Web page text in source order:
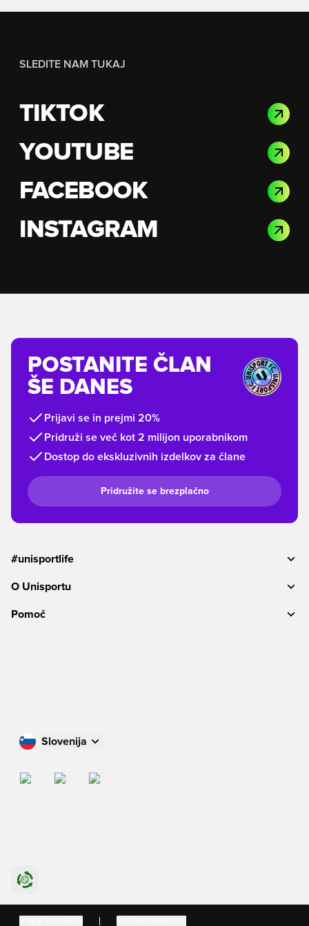
SLEDITE NAM TUKAJ
TIKTOK
YOUTUBE
FACEBOOK
INSTAGRAM
POSTANITE ČLAN
ŠE DANES
Prijavi se in prejmi 20%
Pridruži se več kot 2 milijon uporabnikom
Dostop do ekskluzivnih izdelkov za člane
Pridružite se brezplačno
#unisportlife
O Unisportu
Pomoč
Slovenija
International